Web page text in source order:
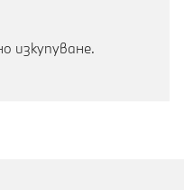
изкупуване.